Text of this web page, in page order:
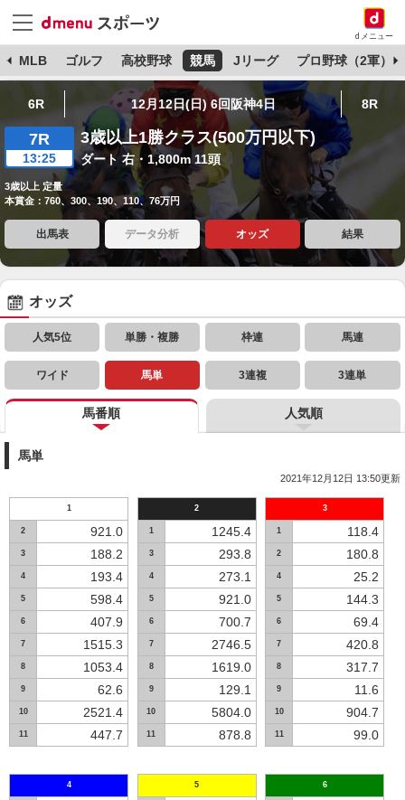
dメニュー
MLB ゴルフ 高校野球 競馬 Jリーグ プロ野球（2軍）
6R 12月12日(日) 6回阪神4日 8R
7R
13:25
3歳以上1勝クラス(500万円以下)
ダート 右・1,800m 11頭
3歳以上 定量
本賞金：760、300、190、110、76万円
出馬表 データ分析 オッズ 結果
オッズ
人気5位 単勝・複勝 枠連 馬連
ワイド 馬単 3連複 3連単
馬番順 人気順
馬単
2021年12月12日 13:50更新
1
2 921.0
3 188.2
4 193.4
5 598.4
6 407.9
7 1515.3
8 1053.4
9 62.6
10 2521.4
11 447.7
2
1 1245.4
3 293.8
4 273.1
5 921.0
6 700.7
7 2746.5
8 1619.0
9 129.1
10 5804.0
11 878.8
3
1 118.4
2 180.8
4 25.2
5 144.3
6 69.4
7 420.8
8 317.7
9 11.6
10 904.7
11 99.0
4 5 6